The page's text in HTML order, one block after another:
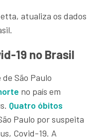
atualiza os dados
19 no Brasil
São Paulo
no país em
Quatro óbitos
Paulo por suspeita
Covid-19. A